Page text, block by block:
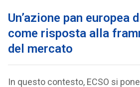
Un’azione pan europea
come risposta alla
del mercato
In questo contesto, ECSO si